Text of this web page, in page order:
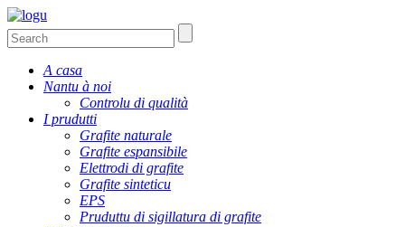
A casa
Nantu à noi
Controlu di qualità
I prudutti
Grafite naturale
Grafite espansibile
Elettrodi di grafite
Grafite sinteticu
EPS
Pruduttu di sigillatura di grafite